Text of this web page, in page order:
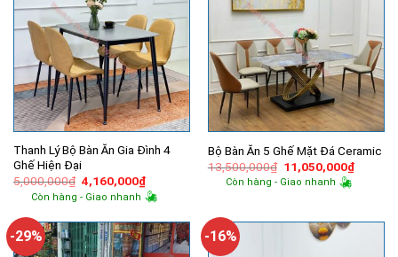
Thanh Lý Bộ Bàn Ăn Gia Đình 4
Ghế Hiện Đại
5,000,000₫ Giá
gốc
là:
4,160,000₫Giá
hiện
tại
4,160,000₫.
Còn hàng - Giao nhanh
Bộ Bàn Ăn 5 Ghế Mặt Đá Ceramic
13,500,000₫ Giá
gốc
là:
11,050,000₫Giá
hiện
Còn hàng - Giao nhanh
-29% -16%